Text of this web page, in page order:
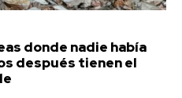
donde nadie había
después tienen el